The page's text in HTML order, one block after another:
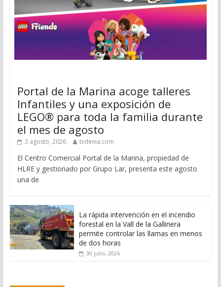
Portal de la Marina acoge talleres
Infantiles y una exposición de
LEGO® para toda la familia durante
el mes de agosto
3 agosto, 2026 tvdenia.com
El Centro Comercial Portal de la Marina, propiedad de
HLRE y gestionado por Grupo Lar, presenta este agosto
una de
La rápida intervención en el incendio
forestal en la Vall de la Gallinera
permite controlar las llamas en menos
de dos horas
30 julio, 2026